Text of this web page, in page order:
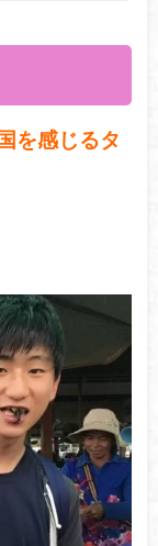
を感じるタ